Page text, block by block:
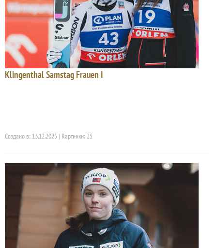
Klingenthal Samstag Frauen I
Создано в: 13.12.2025 | Картинки: 25